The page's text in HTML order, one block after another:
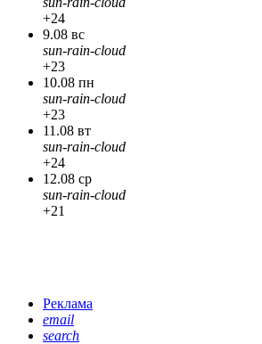
+24
9.08 вс
sun-rain-cloud
+23
10.08 пн
sun-rain-cloud
+23
11.08 вт
sun-rain-cloud
+24
12.08 ср
sun-rain-cloud
+21
Реклама
email
search